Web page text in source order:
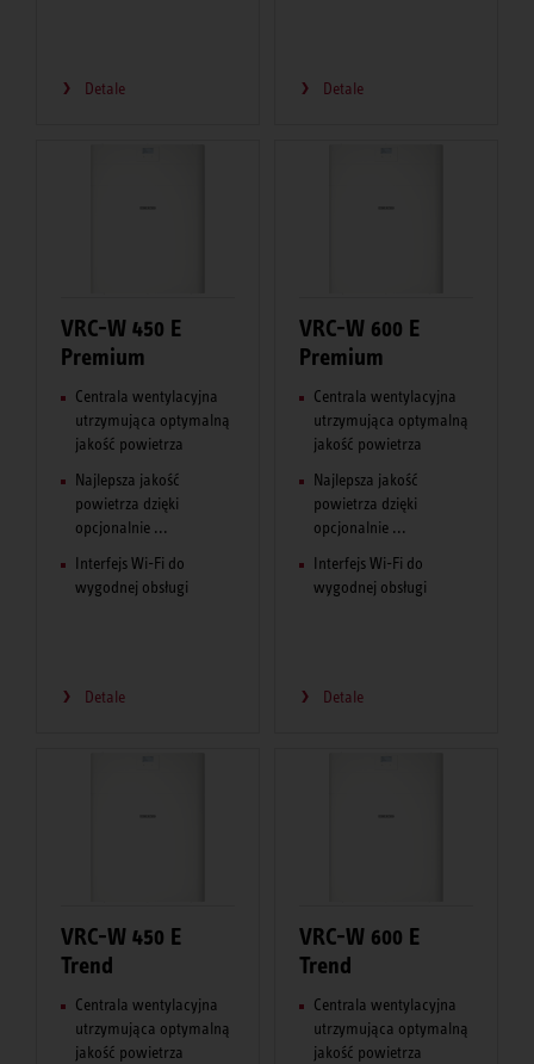
Detale Detale
VRC-W 450 E
Premium
Centrala wentylacyjna
utrzymująca optymalną
jakość powietrza
Najlepsza jakość
powietrza dzięki
opcjonalnie ...
Interfejs Wi-Fi do
wygodnej obsługi
Detale
VRC-W 600 E
Premium
Centrala wentylacyjna
utrzymująca optymalną
jakość powietrza
Najlepsza jakość
powietrza dzięki
opcjonalnie ...
Interfejs Wi-Fi do
wygodnej obsługi
Detale
VRC-W 450 E
Trend
Centrala wentylacyjna
utrzymująca optymalną
jakość powietrza
VRC-W 600 E
Trend
Centrala wentylacyjna
utrzymująca optymalną
jakość powietrza